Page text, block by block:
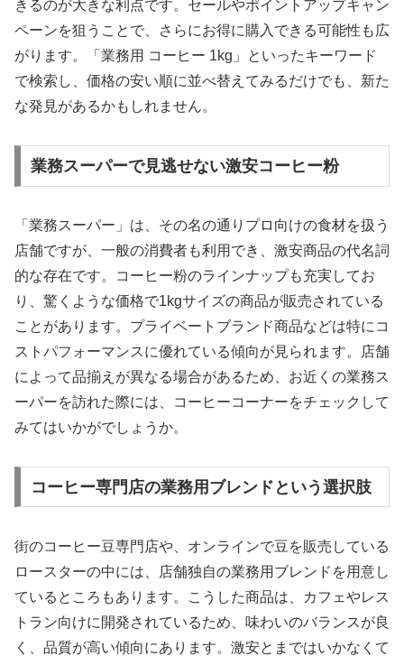
きるのが大きな利点です。セールやポイントアップキャン
ペーンを狙うことで、さらにお得に購入できる可能性も広
がります。「業務用 コーヒー 1kg」といったキーワード
で検索し、価格の安い順に並べ替えてみるだけでも、新た
な発見があるかもしれません。
業務スーパーで見逃せない激安コーヒー粉
「業務スーパー」は、その名の通りプロ向けの食材を扱う
店舗ですが、一般の消費者も利用でき、激安商品の代名詞
的な存在です。コーヒー粉のラインナップも充実してお
り、驚くような価格で1kgサイズの商品が販売されている
ことがあります。プライベートブランド商品などは特にコ
ストパフォーマンスに優れている傾向が見られます。店舗
によって品揃えが異なる場合があるため、お近くの業務ス
ーパーを訪れた際には、コーヒーコーナーをチェックして
みてはいかがでしょうか。
コーヒー専門店の業務用ブレンドという選択肢
街のコーヒー豆専門店や、オンラインで豆を販売している
ロースターの中には、店舗独自の業務用ブレンドを用意し
ているところもあります。こうした商品は、カフェやレス
トラン向けに開発されているため、味わいのバランスが良
く、品質が高い傾向にあります。激安とまではいかなくて